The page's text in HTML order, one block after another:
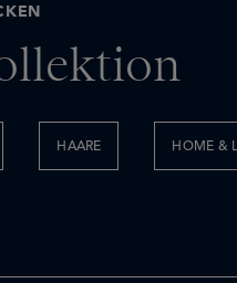
HAARE HOME &